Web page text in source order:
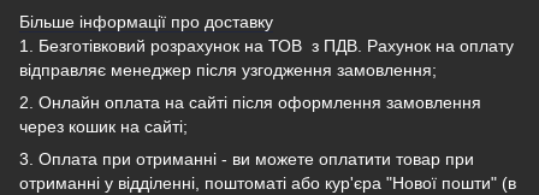
Більше інформації про доставку
1. Безготівковий розрахунок на ТОВ з ПДВ. Рахунок на оплату
відправляє менеджер після узгодження замовлення;
2. Онлайн оплата на сайті після оформлення замовлення
через кошик на сайті;
3. Оплата при отриманні - ви можете оплатити товар при
отриманні у відділенні, поштоматі або кур'єра "Нової пошти" (в